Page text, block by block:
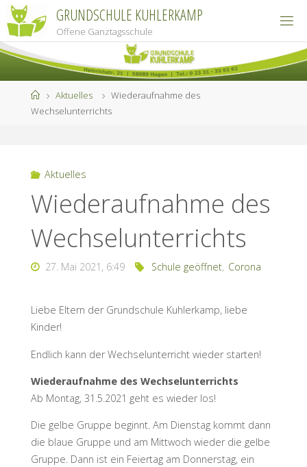
Zum
Inhalt
springen
GRUNDSCHULE KUHLERKAMP
Offene Ganztagsschule
StartAktuelles
Wiederaufnahme des
Wechselunterrichts
Aktuelles
Wiederaufnahme des
Wechselunterrichts
27. Mai 2021, 6:49 Schule geöffnet, Corona
Liebe Eltern der Grundschule Kuhlerkamp, liebe
Kinder!
Endlich kann der Wechselunterricht wieder starten!
Wiederaufnahme des Wechselunterrichts
Ab Montag, 31.5.2021 geht es wieder los!
Die gelbe Gruppe beginnt. Am Dienstag kommt dann
die blaue Gruppe und am Mittwoch wieder die gelbe
Gruppe. Dann ist ein Feiertag am Donnerstag, ein